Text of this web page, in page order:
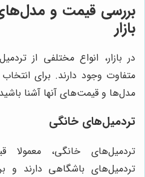
بررسی قیمت و
بازار
در بازار، انواع مختلفی از
متفاوت وجود دارند. برای انتخاب
مدل‌ها و قیمت‌های آنها آشنا
تردمیل‌های خانگی
تردمیل‌های خانگی،
تردمیل‌های باشگاهی دارند و